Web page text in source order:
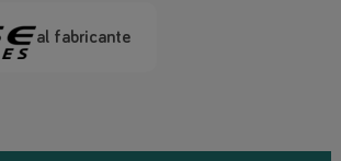
al fabricante